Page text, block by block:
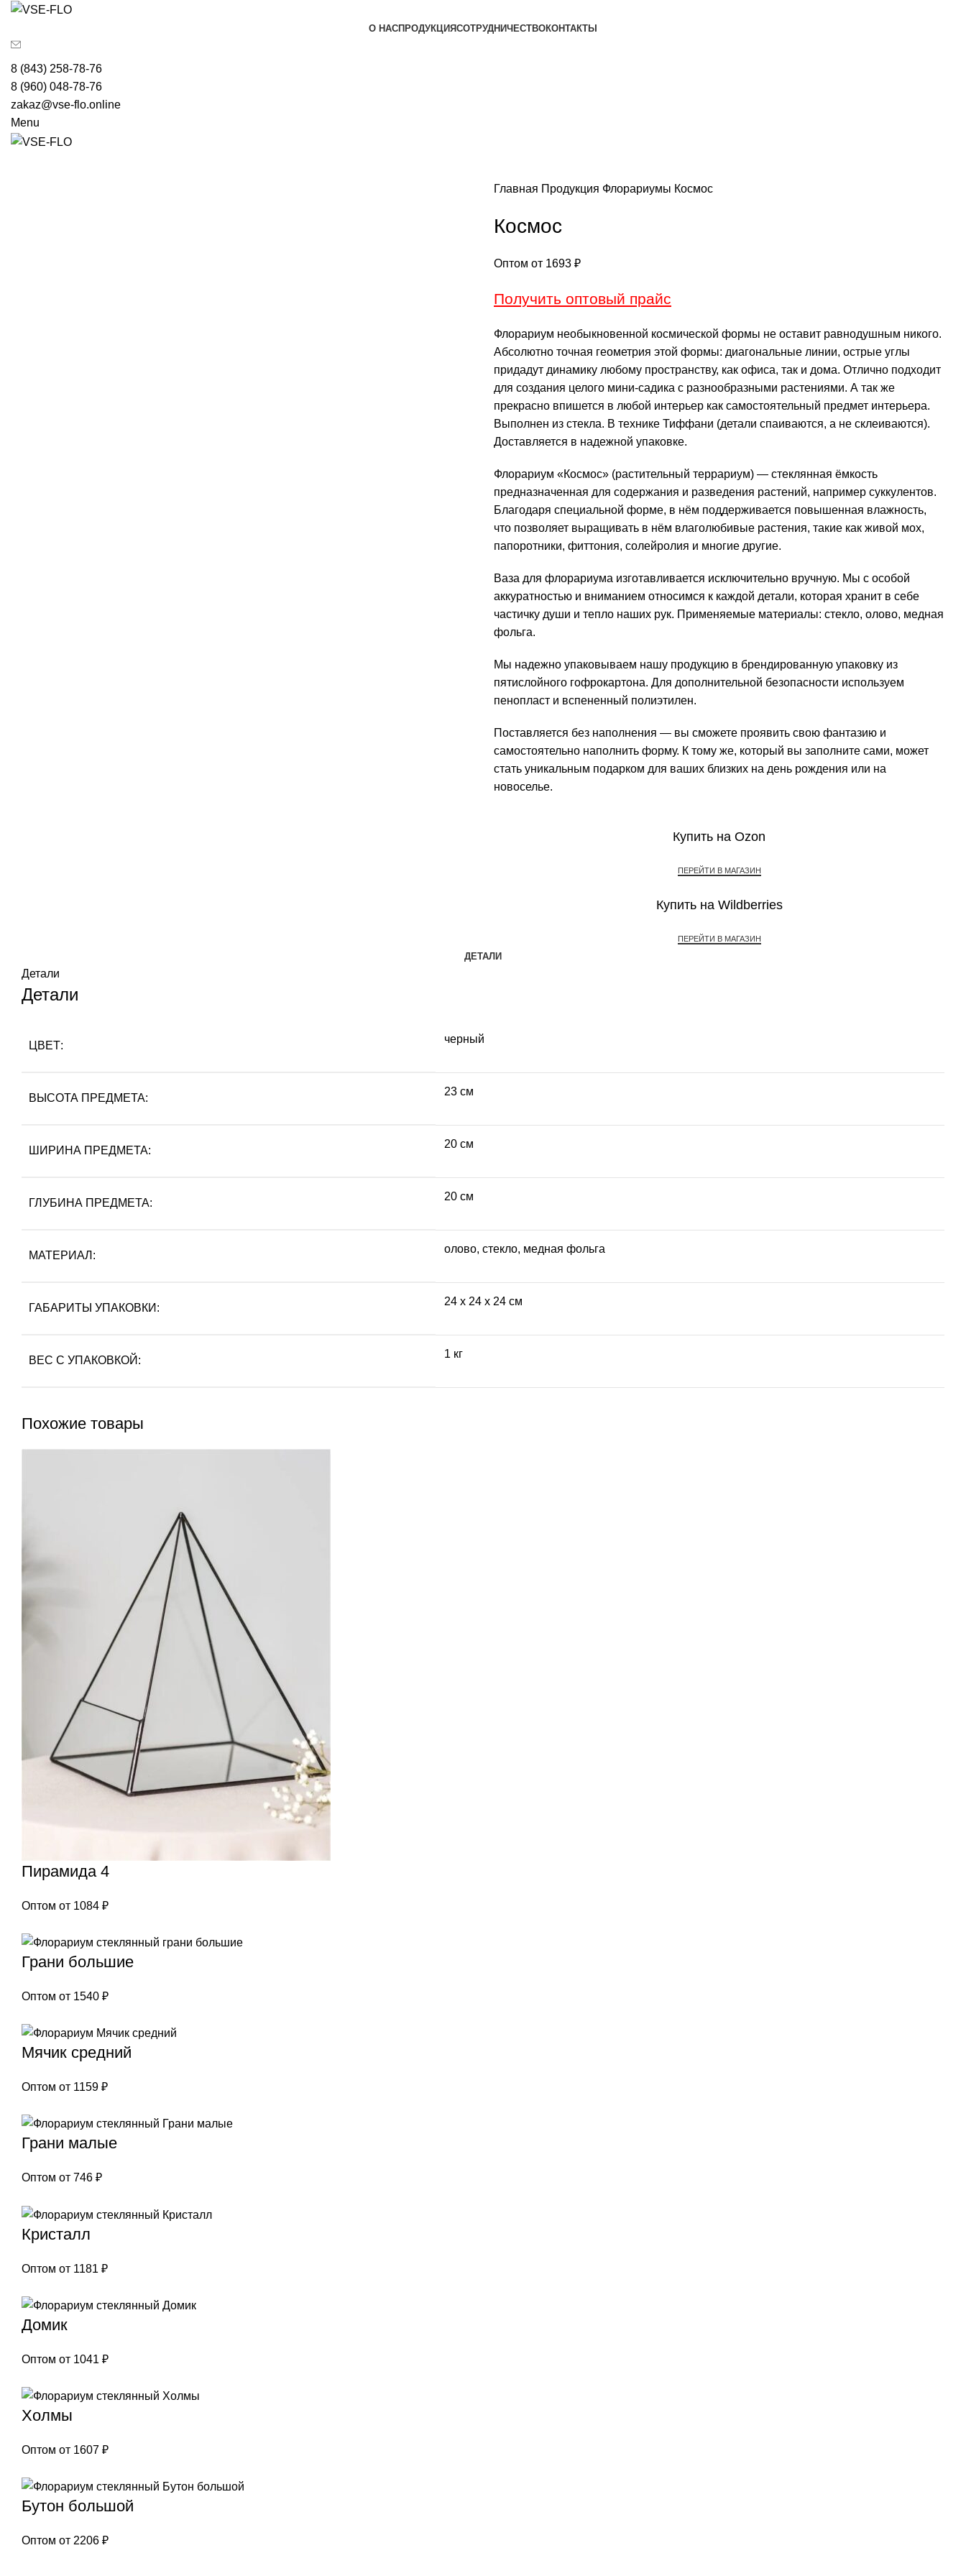
О НАСПРОДУКЦИЯСОТРУДНИЧЕСТВОКОНТАКТЫ
8 (843) 258-78-76
8 (960) 048-78-76
zakaz@vse-flo.online
Menu
Главная Продукция Флорариумы Космос
Космос
Оптом от 1693 ₽
Получить оптовый прайс
Флорариум необыкновенной космической формы не оставит равнодушным никого.
Абсолютно точная геометрия этой формы: диагональные линии, острые углы
придадут динамику любому пространству, как офиса, так и дома. Отлично подходит
для создания целого мини-садика с разнообразными растениями. А так же
прекрасно впишется в любой интерьер как самостоятельный предмет интерьера.
Выполнен из стекла. В технике Тиффани (детали спаиваются, а не склеиваются).
Доставляется в надежной упаковке.
Флорариум «Космос» (растительный террариум) — стеклянная ёмкость
предназначенная для содержания и разведения растений, например суккулентов.
Благодаря специальной форме, в нём поддерживается повышенная влажность,
что позволяет выращивать в нём влаголюбивые растения, такие как живой мох,
папоротники, фиттония, солейролия и многие другие.
Ваза для флорариума изготавливается исключительно вручную. Мы с особой
аккуратностью и вниманием относимся к каждой детали, которая хранит в себе
частичку души и тепло наших рук. Применяемые материалы: стекло, олово, медная
фольга.
Мы надежно упаковываем нашу продукцию в брендированную упаковку из
пятислойного гофрокартона. Для дополнительной безопасности используем
пенопласт и вспененный полиэтилен.
Поставляется без наполнения — вы сможете проявить свою фантазию и
самостоятельно наполнить форму. К тому же, который вы заполните сами, может
стать уникальным подарком для ваших близких на день рождения или на
новоселье.
Купить на Ozon
ПЕРЕЙТИ В МАГАЗИН
Купить на Wildberries
ПЕРЕЙТИ В МАГАЗИН
ДЕТАЛИ
Детали
Детали
ЦВЕТ:
черный
ВЫСОТА ПРЕДМЕТА:
23 см
ШИРИНА ПРЕДМЕТА:
20 см
ГЛУБИНА ПРЕДМЕТА:
20 см
МАТЕРИАЛ:
олово, стекло, медная фольга
ГАБАРИТЫ УПАКОВКИ:
24 х 24 х 24 см
ВЕС С УПАКОВКОЙ:
1 кг
Похожие товары
Пирамида 4
Оптом от 1084 ₽
Грани большие
Оптом от 1540 ₽
Мячик средний
Оптом от 1159 ₽
Грани малые
Оптом от 746 ₽
Кристалл
Оптом от 1181 ₽
Домик
Оптом от 1041 ₽
Холмы
Оптом от 1607 ₽
Бутон большой
Оптом от 2206 ₽